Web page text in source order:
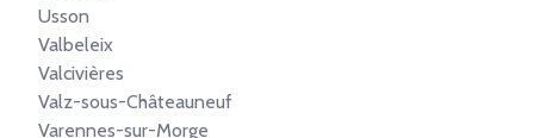
Usson
Valbeleix
Valcivières
Valz-sous-Châteauneuf
Varennes-sur-Morge